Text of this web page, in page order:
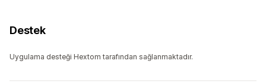
Destek
Uygulama desteği Hextom tarafından sağlanmaktadır.